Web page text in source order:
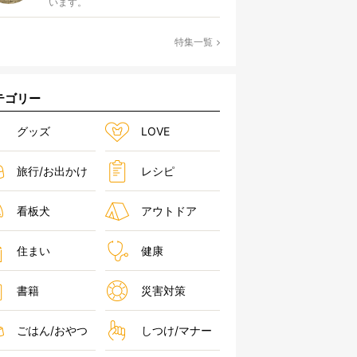
特集一覧
ゴリー
グッズ LOVE
旅行/お出かけ レシピ
看板犬 アウトドア
住まい 健康
書籍 災害対策
ごはん/おやつ しつけ/マナー